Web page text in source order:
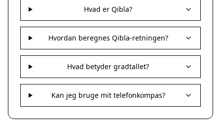
Sorø
Stege
Svendstrup
Vordingborg
Assens
Bogense
Faaborg
Kerteminde
Middelfart
Munkebo
Hvad er Qibla?
Hvordan beregnes Qibla-retningen?
Hvad betyder gradtallet?
Kan jeg bruge mit telefonkompas?